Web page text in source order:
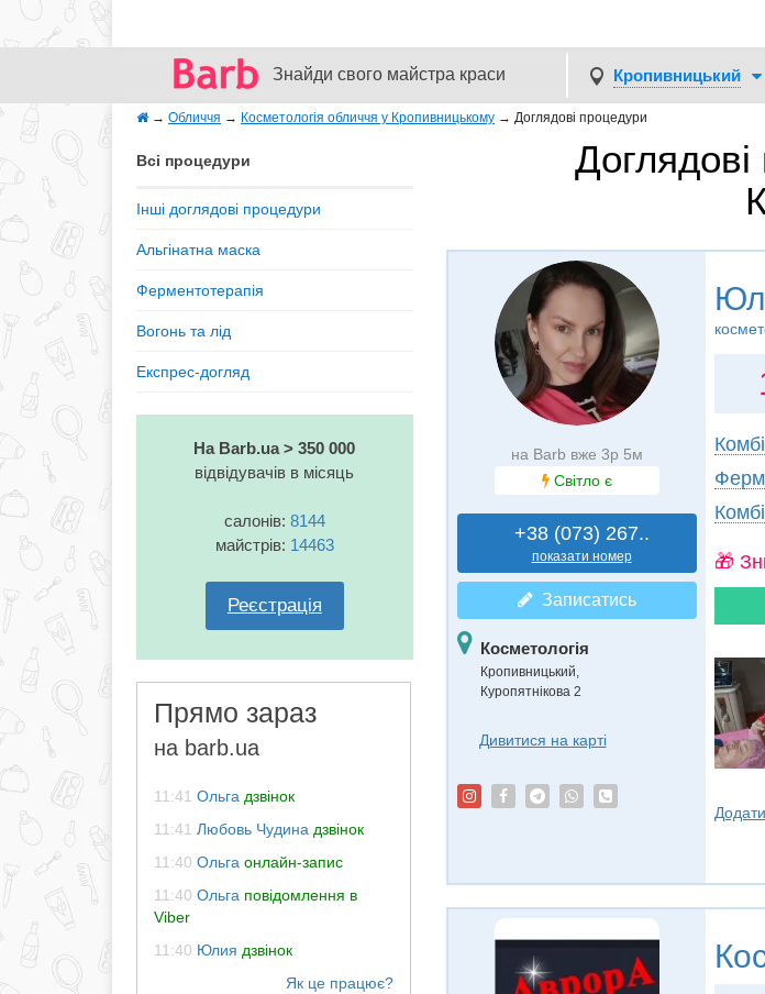
Знайди свого майстра краси Кропивницький
→ Обличчя → Косметологія обличчя у Кропивницькому → Доглядові процедури
Всі процедури
Інші доглядові процедури
Альгінатна маска
Ферментотерапія
Вогонь та лід
Експрес-догляд
На Barb.ua > 350 000
відвідувачів в місяць
салонів: 8144
майстрів: 14463
Реєстрація
Прямо зараз
на barb.ua
11:41 Ольга дзвінок
11:41 Любовь Чудина дзвінок
11:40 Ольга онлайн-запис
11:40 Ольга повідомлення в
Viber
11:40 Юлия дзвінок
на Barb вже 3р 5м
Світло є
+38 (073) 267..
показати номер
Записатись
Косметологія
Кропивницький,
Куропятнікова 2
Дивитися на карті
🎁
Додати